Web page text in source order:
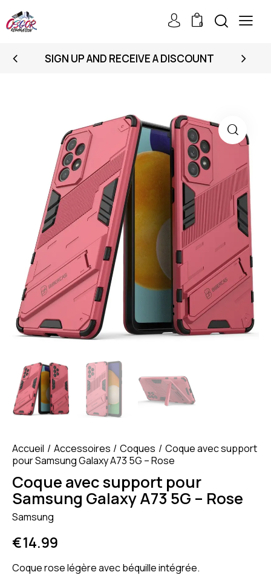
0
SIGN UP AND RECEIVE A DISCOUNT
Accueil Accessoires Coques
Coque avec support
pour Samsung Galaxy A73 5G – Rose
Coque avec support pour
Samsung Galaxy A73 5G – Rose
Samsung
€14.99
Coque rose légère avec béquille intégrée.